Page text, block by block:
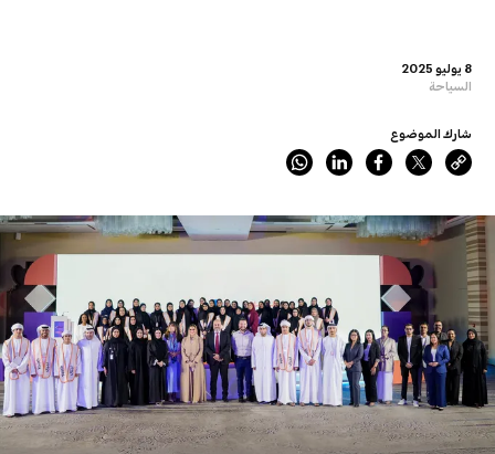
8 يوليو 2025
السياحة
شارك الموضوع